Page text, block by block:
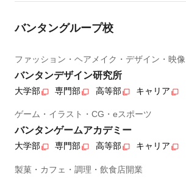
バンタングループ校
ファッション・ヘアメイク・デザイン・映像
バンタンデザイン研究所
大学部 専門部 高等部 キャリア
ゲーム・イラスト・CG・eスポーツ
バンタンゲームアカデミー
大学部 専門部 高等部 キャリア
製菓・カフェ・調理・飲食店開業